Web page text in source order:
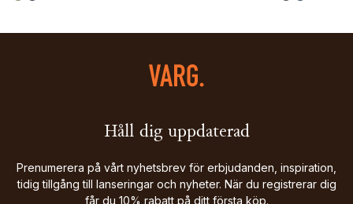
Håll dig uppdaterad
Prenumerera på vårt nyhetsbrev för erbjudanden, inspiration,
tidig tillgång till lanseringar och nyheter. När du registrerar dig
får du 10% rabatt på ditt första köp.